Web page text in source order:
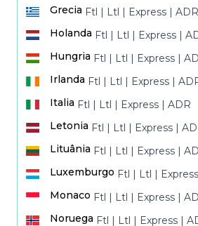
Grecia Ftl | Ltl | Express| ADR
Holanda Ftl | Ltl | Express|
Hungria Ftl | Ltl | Express|
Irlanda Ftl | Ltl | Express|
Italia Ftl | Ltl | Express| ADR
Letonia Ftl | Ltl | Express|
Lituânia Ftl | Ltl | Express|
Luxemburgo Ftl | Ltl | Express
Monaco Ftl | Ltl | Express|
Noruega Ftl | Ltl | Express|